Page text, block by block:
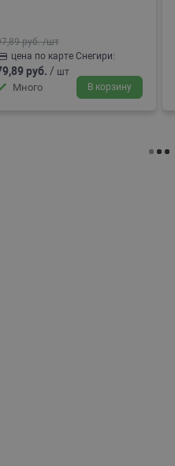
руб. /шт
цена по карте Снегири:
руб. / шт
Много В корзину